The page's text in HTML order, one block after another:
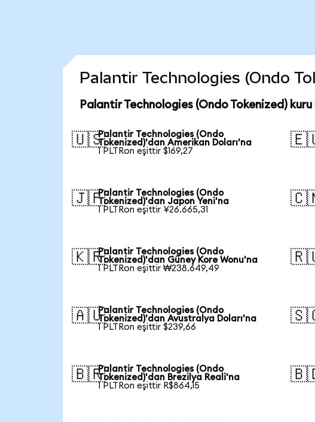
Palantir Technologies (Ondo
Palantir Technologies (Ondo Tokenized)
🇺🇸Palantir Technologies (Ondo
Tokenized)'dan Amerikan Doları'na
1 PLTRon eşittir $169,27
🇯🇵Palantir Technologies (Ondo
Tokenized)'dan Japon Yeni'na
1 PLTRon eşittir ¥26.665,31
🇰🇷Palantir Technologies (Ondo
Tokenized)'dan Güney Kore Wonu'na
1 PLTRon eşittir ₩238.649,49
🇦🇺Palantir Technologies (Ondo
Tokenized)'dan Avustralya Doları'na
1 PLTRon eşittir $239,66
🇧🇷Palantir Technologies (Ondo
Tokenized)'dan Brezilya Reali'na
1 PLTRon eşittir R$864,15